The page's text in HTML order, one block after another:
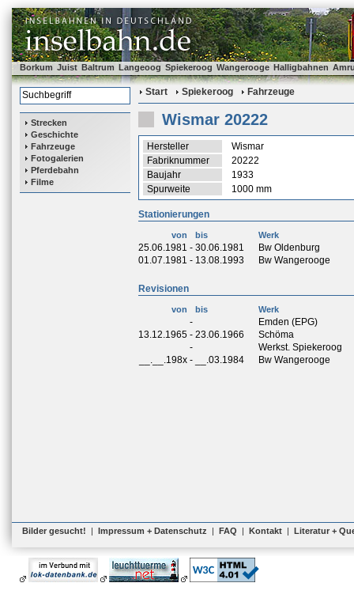
Borkum Juist Baltrum Langeoog Spiekeroog Wangerooge Halligbahnen
Strecken
Geschichte
Fahrzeuge
Fotogalerien
Pferdebahn
Filme
Start Spiekeroog Fahrzeuge
Wismar 20222
Hersteller
Wismar
Fabriknummer
20222
Baujahr
1933
Spurweite
1000 mm
Stationierungen
von bis Werk
25.06.1981 - 30.06.1981
Bw Oldenburg
01.07.1981 - 13.08.1993 Bw Wangerooge
Revisionen
von bis Werk
-
Emden (EPG)
13.12.1965 - 23.06.1966
Schöma
-
Werkst. Spiekeroog
__.__.198x - __.03.1984 Bw Wangerooge
Bilder gesucht! | Impressum + Datenschutz | FAQ | Kontakt | Literatur +